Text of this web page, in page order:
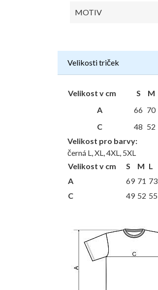
MOTIV
Velikosti triček
Velikost v cm S M
A
66 70
C
48 52
Velikost pro barvy:
černá L, XL, 4XL, 5XL
Velikost v cm
S M L
A
69 71 73
C
49 52 55